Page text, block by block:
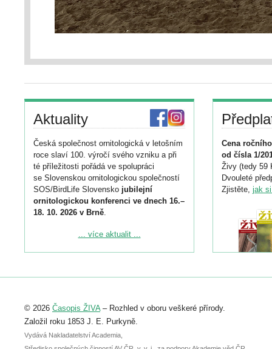
Aktuality
Česká společnost ornitologická v letošním
roce slaví 100. výročí svého vzniku a při
té příležitosti pořádá ve spolupráci
se Slovenskou ornitologickou společností
SOS/BirdLife Slovensko jubilejní
ornitologickou konferenci ve dnech 16.–
18. 10. 2026 v Brně.
Podrobnější informace ke konferenci
Registrovat se můžete do 6. září.
abstraktu přihlášené přednášky nebo
posteru je už 30. června.
... více aktualit ...
Cena
od čísla 1/
Živy (tedy 59
Dvouleté
Zjistěte, jak
© 2026 Časopis ŽIVA– Rozhled v oboru veškeré přírody.
Založil roku 1853 J. E. Purkyně.
Vydává Nakladatelství Academia,